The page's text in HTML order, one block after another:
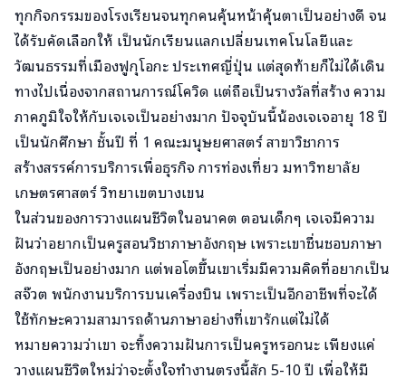
ทุกกิจกรรมของโรงเรียนจนทุกคนคุ้นหน้าคุ้นตาเป็นอย่างดี จน
ได้รับคัดเลือกให้ เป็นนักเรียนแลกเปลี่ยนเทคโนโลยีและ
วัฒนธรรมที่เมืองฟูกุโอกะ ประเทศญี่ปุ่น แต่สุดท้ายก็ไม่ได้เดิน
ทางไปเนื่องจากสถานการณ์โควิด แต่ถือเป็นรางวัลที่สร้าง ความ
ภาคภูมิใจให้กับเจเจเป็นอย่างมาก ปัจจุบันนี้น้องเจเจอายุ 18 ปี
เป็นนักศึกษา ชั้นปี ที่ 1 คณะมนุษยศาสตร์ สาขาวิชาการ
สร้างสรรค์การบริการเพื่อธุรกิจ การท่องเที่ยว มหาวิทยาลัย
เกษตรศาสตร์ วิทยาเขตบางเขน
ในส่วนของการวางแผนชีวิตในอนาคต ตอนเด็กๆ เจเจมีความ
ฝันว่าอยากเป็นครูสอนวิชาภาษาอังกฤษ เพราะเขาชื่นชอบภาษา
อังกฤษเป็นอย่างมาก แต่พอโตขึ้นเขาเริ่มมีความคิดที่อยากเป็น
สจ๊วต พนักงานบริการบนเครื่องบิน เพราะเป็นอีกอาชีพที่จะได้
ใช้ทักษะความสามารถด้านภาษาอย่างที่เขารักแต่ไม่ได้
หมายความว่าเขา จะทิ้งความฝันการเป็นครูหรอกนะ เพียงแค่
วางแผนชีวิตใหม่ว่าจะตั้งใจทำงานตรงนี้สัก 5-10 ปี เพื่อให้มี